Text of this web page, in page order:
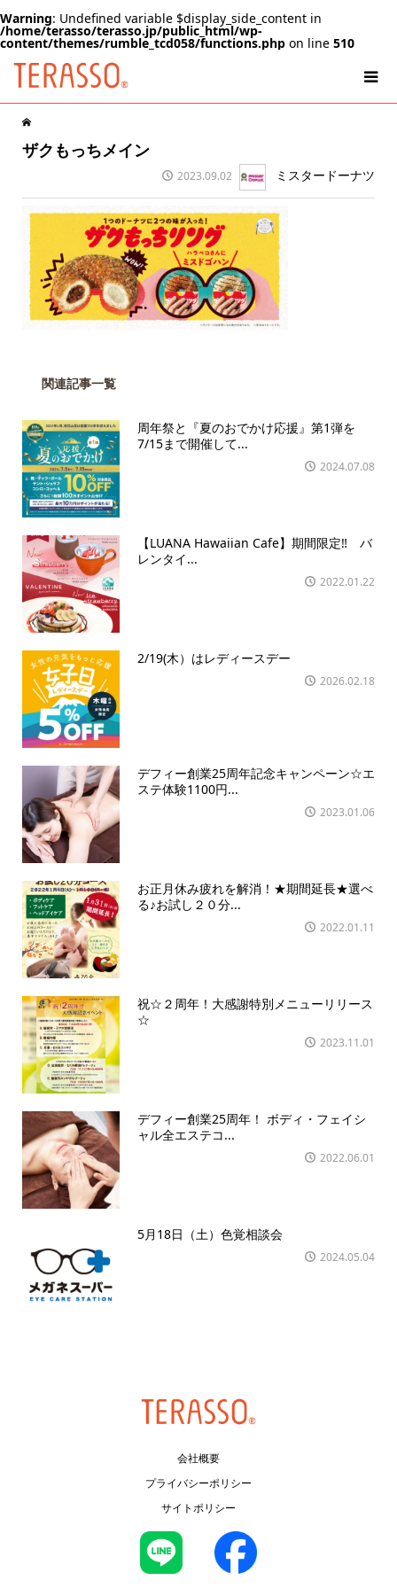
Warning: Undefined variable $display_side_content in
/home/terasso/terasso.jp/public_html/wp-
content/themes/rumble_tcd058/functions.php on line 510
ザクもっちメイン
2023.09.02 ミスタードーナツ
関連記事一覧
周年祭と『夏のおでかけ応援』第1弾を
7/15まで開催して...
2024.07.08
【LUANA Hawaiian Cafe】期間限定‼ バ
レンタイ...
2022.01.22
2/19(木）はレディースデー
2026.02.18
デフィー創業25周年記念キャンペーン☆エ
ステ体験1100円...
2023.01.06
お正月休み疲れを解消！★期間延長★選べ
る♪お試し２０分...
2022.01.11
祝☆２周年！大感謝特別メニューリリース
☆
2023.11.01
デフィー創業25周年！ ボディ・フェイシ
ャル全エステコ...
2022.06.01
5月18日（土）色覚相談会
2024.05.04
会社概要
プライバシーポリシー
サイトポリシー